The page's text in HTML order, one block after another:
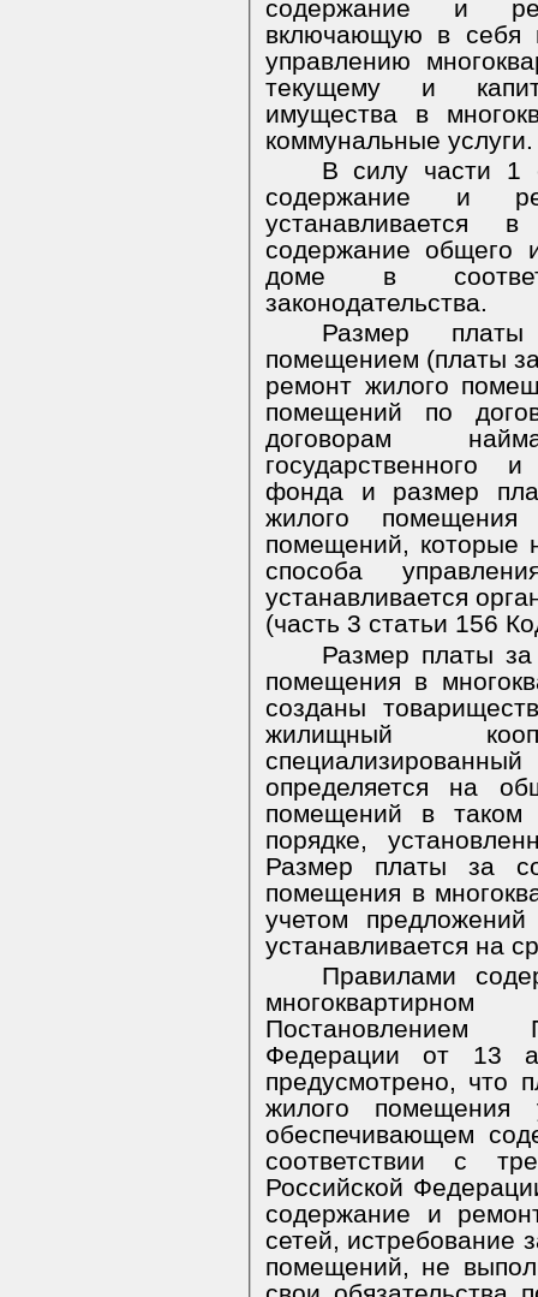
содержание и
включающую в себя
управлению
текущему и
имущества в
коммунальные услуги.
В силу части 1
содержание и
устанавливается
содержание общего
доме в
законодательства.
Размер
помещением (платы
ремонт жилого
помещений по
договорам
государственного
фонда и размер
жилого
помещений, которые
способа
устанавливается
(часть 3 статьи 156
Размер платы
помещения в
созданы
жилищный
определяется на
помещений в таком
порядке,
Размер платы за
помещения в
учетом
устанавливается на
Правилами
Постановлением
Федерации от 13
предусмотрено, что
жилого помещения
обеспечивающем
соответствии с
Российской
содержание и
сетей, истребование
помещений, не